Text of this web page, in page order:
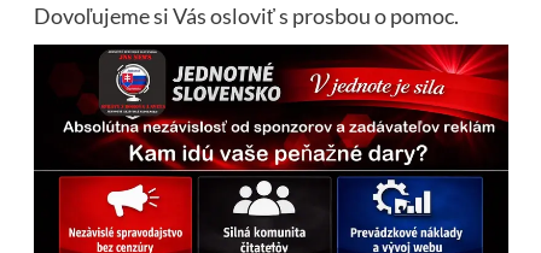
Dovoľujeme si Vás osloviť s prosbou o pomoc.